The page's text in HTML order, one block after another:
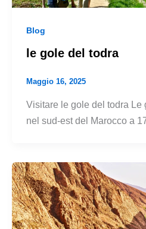
Blog
le gole del todra
Maggio 16, 2025
Visitare le gole del todra Le
nel sud-est del Marocco a